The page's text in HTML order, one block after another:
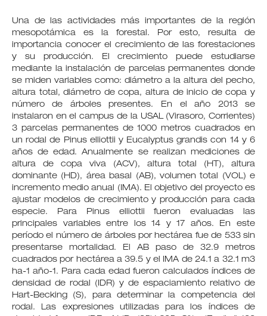
Una de las actividades más importantes de la región
mesopotámica es la forestal. Por esto, resulta de
importancia conocer el crecimiento de las forestaciones
y su producción. El crecimiento puede estudiarse
mediante la instalación de parcelas permanentes donde
se miden variables como: diámetro a la altura del pecho,
altura total, diámetro de copa, altura de inicio de copa y
número de árboles presentes. En el año 2013 se
instalaron en el campus de la USAL (Virasoro, Corrientes)
3 parcelas permanentes de 1000 metros cuadrados en
un rodal de Pinus elliottii y Eucalyptus grandis con 14 y 6
años de edad. Anualmente se realizan mediciones de
altura de copa viva (ACV), altura total (HT), altura
dominante (HD), área basal (AB), volumen total (VOL) e
incremento medio anual (IMA). El objetivo del proyecto es
ajustar modelos de crecimiento y producción para cada
especie. Para Pinus elliottii fueron evaluadas las
principales variables entre los 14 y 17 años. En este
período el número de árboles por hectárea fue de 533 sin
presentarse mortalidad. El AB paso de 32.9 metros
cuadrados por hectárea a 39.5 y el IMA de 24.1 a 32.1 m3
ha-1 año-1. Para cada edad fueron calculados índices de
densidad de rodal (IDR) y de espaciamiento relativo de
Hart-Becking (S), para determinar la competencia del
rodal. Las expresiones utilizadas para los índices de